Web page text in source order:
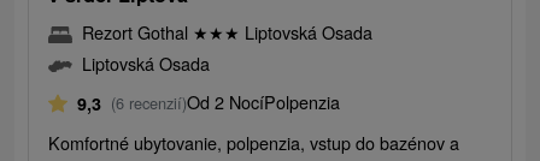
Rezort Gothal ★★★ Liptovská Osada
Liptovská Osada
9,3 (6 recenzií)Od 2 NocíPolpenzia
Komfortné ubytovanie, polpenzia, vstup do bazénov a